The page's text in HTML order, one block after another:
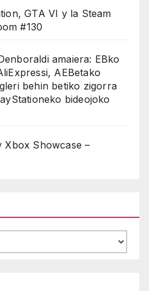
GTA VI y la Steam
#130
amaiera: EBko
AEBetako
behin betiko zigorra
bideojoko
Xbox Showcase –